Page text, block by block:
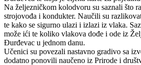
Na željezničkom kolodvoru su saznali što
strojovođa i kondukter. Naučili su
te kako se sigurno ulazi i izlazi iz vlaka.
može ići te koliko vlakova dođe i ode iz
Đurđevac u jednom danu.
Učenici su povezali nastavno gradivo sa
dodatno ponovili naučeno iz Prirode i